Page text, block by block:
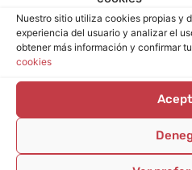
Nuestro sitio utiliza cookies propias y
experiencia del usuario y analizar el
obtener más información y confirmar
cookies
hasta
Alfredo
en